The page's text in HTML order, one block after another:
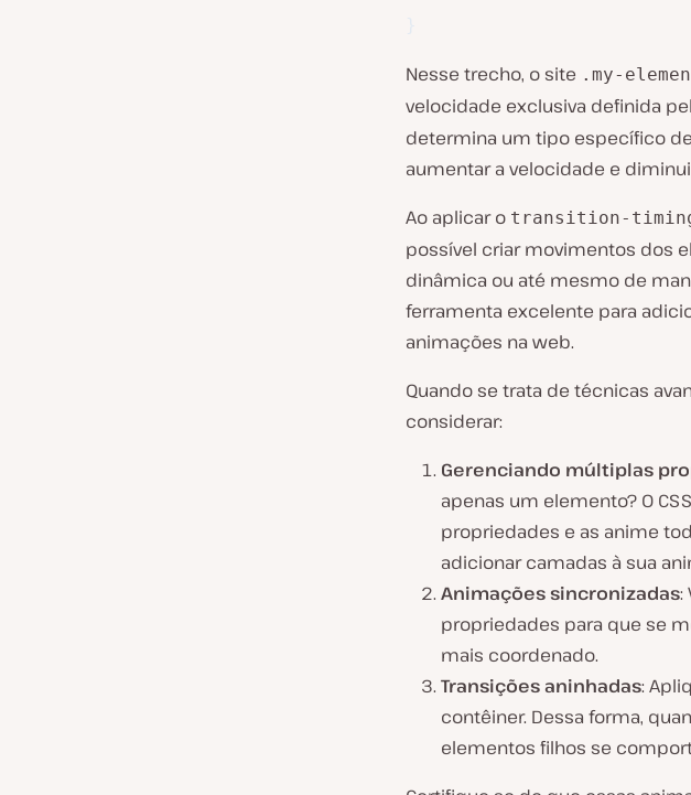
Nesse trecho, o site .my-
velocidade exclusiva definida
determina um tipo específico
aumentar a velocidade e
Ao aplicar o transition-
possível criar movimentos dos
dinâmica ou até mesmo de
ferramenta excelente para
animações na web.
Quando se trata de técnicas
considerar:
Gerenciando múltiplas
apenas um elemento? O
propriedades e as anime
adicionar camadas à sua
Animações sincronizadas:
propriedades para que se
mais coordenado.
Transições aninhadas:
contêiner. Dessa forma,
elementos filhos se